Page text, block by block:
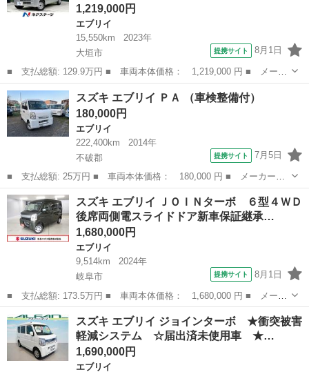
1,219,000円
エブリイ
15,550km
2023年
大垣市
提携サイト 8月1日
■ 支払総額: 129.9万円 ■ 車両本体価格： 1,219,000 円 ■ メーカ
ー名： スズキ ■ 車種名： エブリイ ■ グレード名： ＰＡリミ
テッド ４ＷＤ 衝突被害軽減システム 禁煙車 コーナーセンサ
ー オート...
岐阜 大垣市 エブリイ
スズキ エブリイ ＰＡ （車検整備付）
180,000円
エブリイ
222,400km
2014年
不破郡
提携サイト 7月5日
■ 支払総額: 25万円 ■ 車両本体価格： 180,000 円 ■ メーカー
名： スズキ ■ 車種名： エブリイ ■ グレード名： ＰＡ ■ 排
気量： 660cc ■ ドア枚数： 5D ■ ミッション： AT3速 ■ 店...
岐阜 不破郡 エブリイ
スズキ エブリイ ＪＯＩＮターボ ６型４ＷＤ
後席両側電スライドドア新車保証継承…
1,680,000円
エブリイ
9,514km
2024年
岐阜市
提携サイト 8月1日
■ 支払総額: 173.5万円 ■ 車両本体価格： 1,680,000 円 ■ メーカ
ー名： スズキ ■ 車種名： エブリイ ■ グレード名： ＪＯＩＮ
ターボ ６型４ＷＤ後席両側電スライドドア新車保証継承 認定中古
車 セー...
岐阜 岐阜市 エブリイ
スズキ エブリイ ジョインターボ ★衝突被害
軽減システム ☆届出済未使用車 ★…
1,690,000円
エブリイ